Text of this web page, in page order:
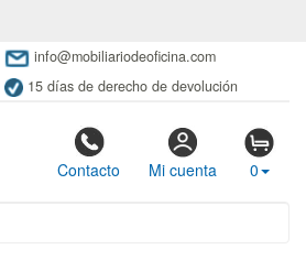
info@mobiliariodeoficina.com
15 días de derecho de devolución
Contacto Mi cuenta 0